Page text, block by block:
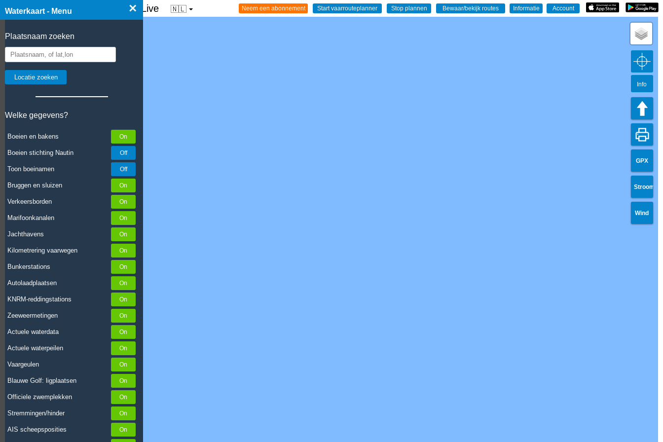
Waterkaart - Menu ×
Plaatsnaam zoeken
Welke gegevens?
Boeien en bakens
Boeien stichting Nautin
Toon boeinamen
Bruggen en sluizen
Verkeersborden
Marifoonkanalen
Jachthavens
Kilometrering vaarwegen
Bunkerstations
Autolaadplaatsen
KNRM-reddingstations
Zeeweermetingen
Actuele waterdata
Actuele waterpeilen
Vaargeulen
Blauwe Golf: ligplaatsen
Officiele zwemplekken
Stremmingen/hinder
AIS scheepsposities
☰ Waterkaart van Nederland - Live 🇳🇱
GPX
Stroom
Wind
Info